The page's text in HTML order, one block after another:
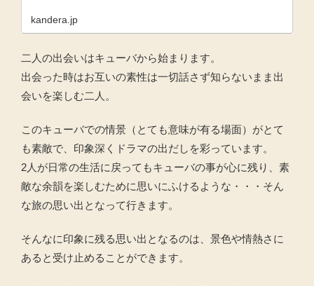
kandera.jp
二人の出会いはキューバから始まります。
出会った時はお互いの素性は一切話さず知らないまま出
会いを楽しむ二人。
このキューバでの情景（とても意味が有る場面）がとて
も素敵で、印象深くドラマの出だしを彩っています。
2人が日常の生活に戻ってもキューバの事が心に残り、素
敵な余韻を楽しむために思いにふけるような・・・そん
な旅の思い出となって行きます。
そんなに印象に残る思い出となるのは、景色や情熱さに
あると受け止めることができます。